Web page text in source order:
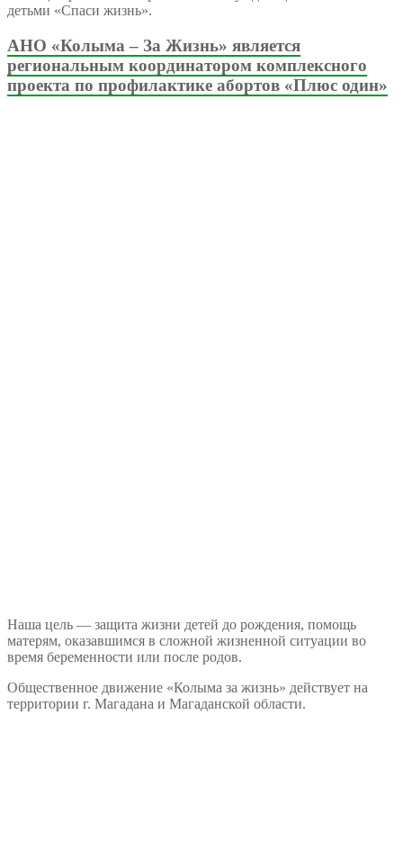
детьми «Спаси жизнь».
АНО «Колыма – За Жизнь» является
региональным координатором комплексного
проекта по профилактике абортов «Плюс один»
Наша цель — защита жизни детей до рождения, помощь
матерям, оказавшимся в сложной жизненной ситуации во
время беременности или после родов.
Общественное движение «Колыма за жизнь» действует на
территории г. Магадана и Магаданской области.